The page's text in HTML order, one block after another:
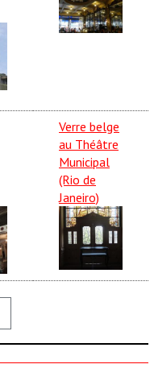
Verre belge
au Théâtre
Municipal
(Rio de
Janeiro)